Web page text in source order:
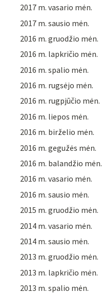
2017 m. vasario mėn.
2017 m. sausio mėn.
2016 m. gruodžio mėn.
2016 m. lapkričio mėn.
2016 m. spalio mėn.
2016 m. rugsėjo mėn.
2016 m. rugpjūčio mėn.
2016 m. liepos mėn.
2016 m. birželio mėn.
2016 m. gegužės mėn.
2016 m. balandžio mėn.
2016 m. vasario mėn.
2016 m. sausio mėn.
2015 m. gruodžio mėn.
2014 m. vasario mėn.
2014 m. sausio mėn.
2013 m. gruodžio mėn.
2013 m. lapkričio mėn.
2013 m. spalio mėn.